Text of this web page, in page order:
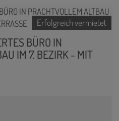
Erfolgreich vermietet
BÜRO IN
IM 7. BEZIRK - MIT